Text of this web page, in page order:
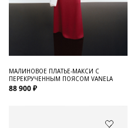
МАЛИНОВОЕ ПЛАТЬЕ-МАКСИ С
ПЕРЕКРУЧЕННЫМ ПОЯСОМ VANELA
88 900 ₽